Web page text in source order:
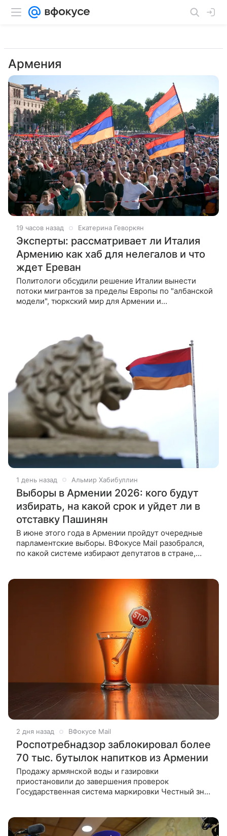
Армения
19 часов назад Екатерина Геворкян
Эксперты: рассматривает ли Италия
Армению как хаб для нелегалов и что
ждет Ереван
Политологи обсудили решение Италии вынести
потоки мигрантов за пределы Европы по "албанской
модели", тюркский мир для Армении и
1 день назад Альмир Хабибуллин
Выборы в Армении 2026: кого будут
избирать, на какой срок и уйдет ли в
отставку Пашинян
В июне этого года в Армении пройдут очередные
парламентские выборы. ВФокусе Mail разобрался,
по какой системе избирают депутатов в стране,
2 дня назад ВФокусе Mail
Роспотребнадзор заблокировал более
70 тыс. бутылок напитков из Армении
Продажу армянской воды и газировки
приостановили до завершения проверок
Государственная система маркировки Честный знак